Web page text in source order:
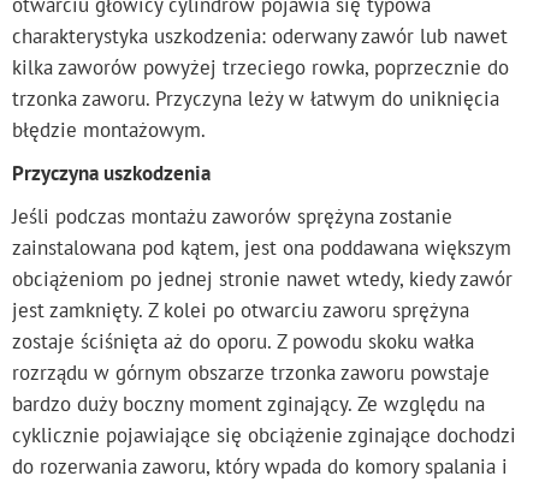
otwarciu głowicy cylindrów pojawia się typowa
charakterystyka uszkodzenia: oderwany zawór lub nawet
kilka zaworów powyżej trzeciego rowka, poprzecznie do
trzonka zaworu. Przyczyna leży w łatwym do uniknięcia
błędzie montażowym.
Przyczyna uszkodzenia
Jeśli podczas montażu zaworów sprężyna zostanie
zainstalowana pod kątem, jest ona poddawana większym
obciążeniom po jednej stronie nawet wtedy, kiedy zawór
jest zamknięty. Z kolei po otwarciu zaworu sprężyna
zostaje ściśnięta aż do oporu. Z powodu skoku wałka
rozrządu w górnym obszarze trzonka zaworu powstaje
bardzo duży boczny moment zginający. Ze względu na
cyklicznie pojawiające się obciążenie zginające dochodzi
do rozerwania zaworu, który wpada do komory spalania i